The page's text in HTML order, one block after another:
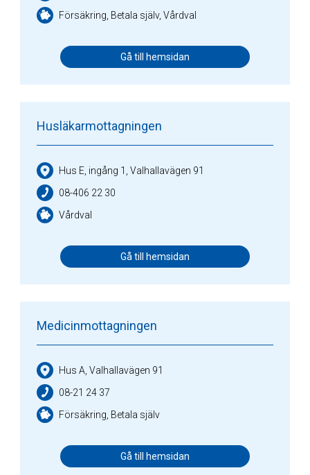
Försäkring, Betala själv, Vårdval
Gå till hemsidan
Husläkarmottagningen
Hus E, ingång 1, Valhallavägen 91
08-406 22 30
Vårdval
Gå till hemsidan
Medicinmottagningen
Hus A, Valhallavägen 91
08-21 24 37
Försäkring, Betala själv
Gå till hemsidan